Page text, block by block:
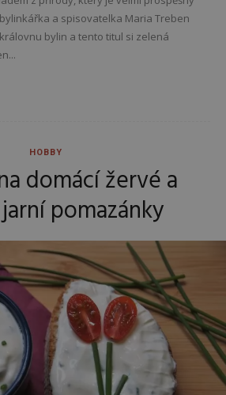
a spisovatelka Maria Treben
bylin a tento titul si zelená
HOBBY
domácí žervé a
pomazánky